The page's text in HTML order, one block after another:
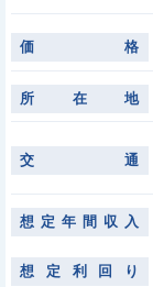
価 格
所 在 地
交 通
想 定 年 間 収 入
想 定 利 回 り